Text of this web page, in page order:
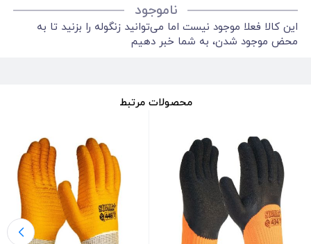
ناموجود
این کالا فعلا موجود نیست اما می‌توانید زنگوله را بزنید تا به
محض موجود شدن، به شما خبر دهیم
محصولات مرتبط